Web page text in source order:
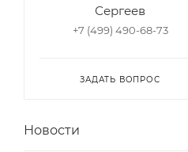
Сергеев
+7 (499) 490-68-73
ЗАДАТЬ ВОПРОС
Новости